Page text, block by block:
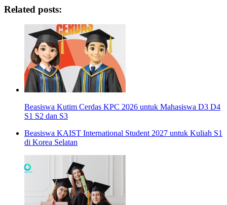
Related posts:
Beasiswa Kutim Cerdas KPC 2026 untuk Mahasiswa D3 D4
S1 S2 dan S3
Beasiswa KAIST International Student 2027 untuk Kuliah S1
di Korea Selatan